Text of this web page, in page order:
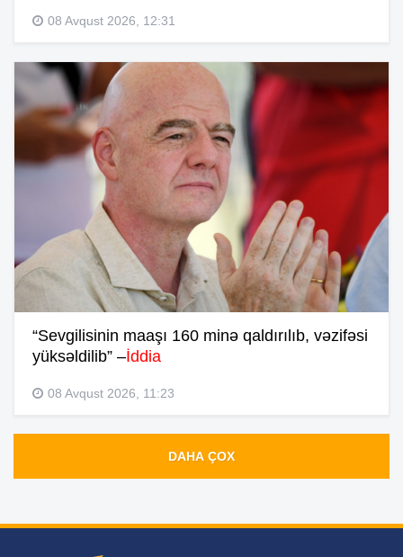
08 Avqust 2026, 12:31
“Sevgilisinin maaşı 160 minə qaldırılıb, vəzifəsi
yüksəldilib” –İddia
08 Avqust 2026, 11:23
DAHA ÇOX